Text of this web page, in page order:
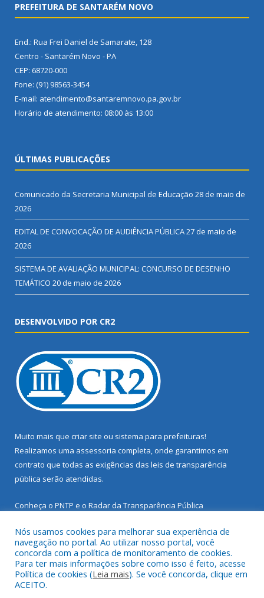
PREFEITURA DE SANTARÉM NOVO
End.: Rua Frei Daniel de Samarate, 128
Centro - Santarém Novo - PA
CEP: 68720-000
Fone: (91) 98563-3454
E-mail: atendimento@santaremnovo.pa.gov.br
Horário de atendimento: 08:00 às 13:00
ÚLTIMAS PUBLICAÇÕES
Comunicado da Secretaria Municipal de Educação 28 de maio de
2026
EDITAL DE CONVOCAÇÃO DE AUDIÊNCIA PÚBLICA27 de maio de
2026
SISTEMA DE AVALIAÇÃO MUNICIPAL: CONCURSO DE DESENHO
TEMÁTICO 20 de maio de 2026
DESENVOLVIDO POR CR2
Muito mais que criar site ou sistema para prefeituras!
Realizamos uma assessoria completa, onde garantimos em
contrato que todas as exigências das leis de transparência
pública serão atendidas.
Conheça o PNTP e o Radar da Transparência Pública
Todos os direitos reservados a Prefeitura Municipal de Santarém
Novo.
Nós usamos cookies para melhorar sua experiência de
navegação no portal. Ao utilizar nosso portal, você
concorda com a política de monitoramento de cookies.
Para ter mais informações sobre como isso é feito, acesse
Política de cookies (Leia mais). Se você concorda, clique em
ACEITO.